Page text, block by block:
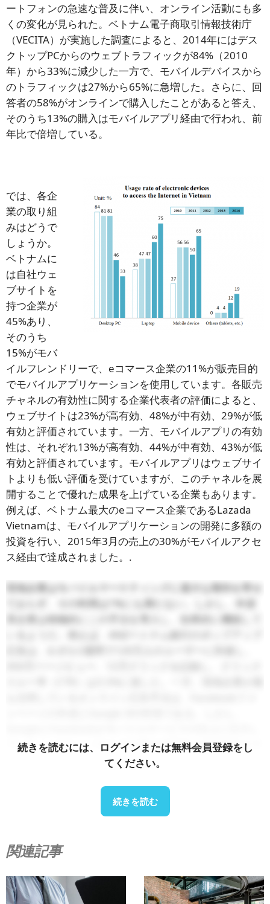
ートフォンの急速な普及に伴い、オンライン活動にも多
くの変化が見られた。ベトナム電子商取引情報技術庁
（VECITA）が実施した調査によると、2014年にはデス
クトップPCからのウェブトラフィックが84%（2010
年）から33%に減少した一方で、モバイルデバイスから
のトラフィックは27%から65%に急増した。さらに、回
答者の58%がオンラインで購入したことがあると答え、
そのうち13%の購入はモバイルアプリ経由で行われ、前
年比で倍増している。
では、各企
業の取り組
みはどうで
しょうか。
ベトナムに
は自社ウェ
ブサイトを
持つ企業が
45%あり、
そのうち
15%がモバ
イルフレンドリーで、eコマース企業の11%が販売目的
でモバイルアプリケーションを使用しています。各販売
チャネルの有効性に関する企業代表者の評価によると、
ウェブサイトは23%が高有効、48%が中有効、29%が低
有効と評価されています。一方、モバイルアプリの有効
性は、それぞれ13%が高有効、44%が中有効、43%が低
有効と評価されています。モバイルアプリはウェブサイ
トよりも低い評価を受けていますが、このチャネルを展
開することで優れた成果を上げている企業もあります。
例えば、ベトナム最大のeコマース企業であるLazada
Vietnamは、モバイルアプリケーションの開発に多額の
投資を行い、2015年3月の売上の30%がモバイルアクセ
ス経由で達成されました。.
現地企業はモバイルマーケティングに過大な期待を寄せ
ておらず、その利用は1%にも満たない。しかし、外資
系企業は積極的にこの手法を導入し、効果的に機能して
ていることから、これらの企業は必然的に広告手法をモ
バイルマーケティングへと移行するだろう。近い将来、
に直面することとなるだろう。
はモバイルデバイスの有利な機能を活用できていないよ
てユーザーを煩わせる」とか「データを効率的に利用で
きない」といったマイナスの影響を依然として引き起こ
続きを読むには、ログインまたは無料会員登録をし
てください。
続きを読む
関連記事